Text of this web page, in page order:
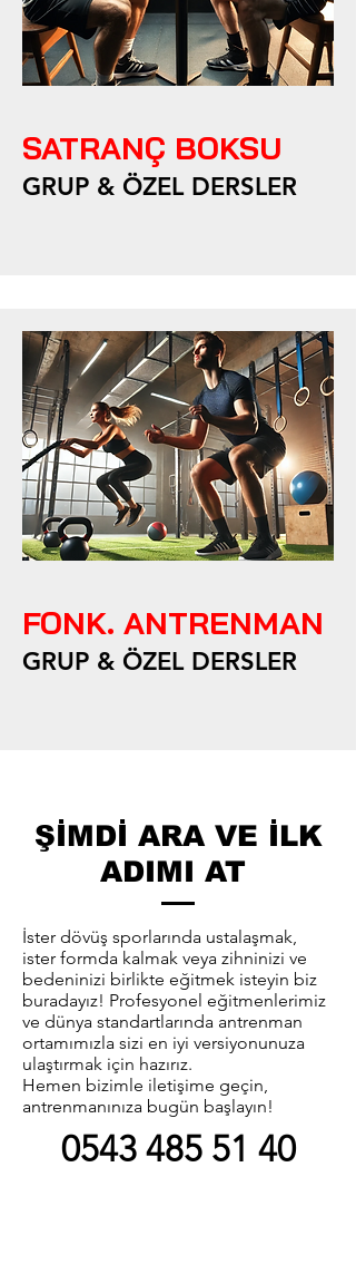
SATRANÇ BOKSU
GRUP & ÖZEL DERSLER
FONK. ANTRENMAN
GRUP & ÖZEL DERSLER
ŞİMDİ ARA VE İLK
ADIMI AT
İster dövüş sporlarında ustalaşmak,
ister formda kalmak veya zihninizi ve
bedeninizi birlikte eğitmek isteyin biz
buradayız! Profesyonel eğitmenlerimiz
ve dünya standartlarında antrenman
ortamımızla sizi en iyi versiyonunuza
ulaştırmak için hazırız.
Hemen bizimle iletişime geçin,
antrenmanınıza bugün başlayın!
0543 485 51 40